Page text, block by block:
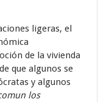
ligeras, el
de la vivienda
que algunos se
y algunos
los